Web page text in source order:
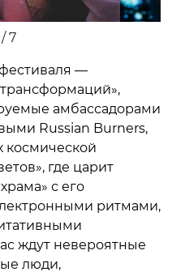
7
—
амбассадорами
Russian Burners,
космической
где царит
с его
ритмами,
ждут невероятные
люди,